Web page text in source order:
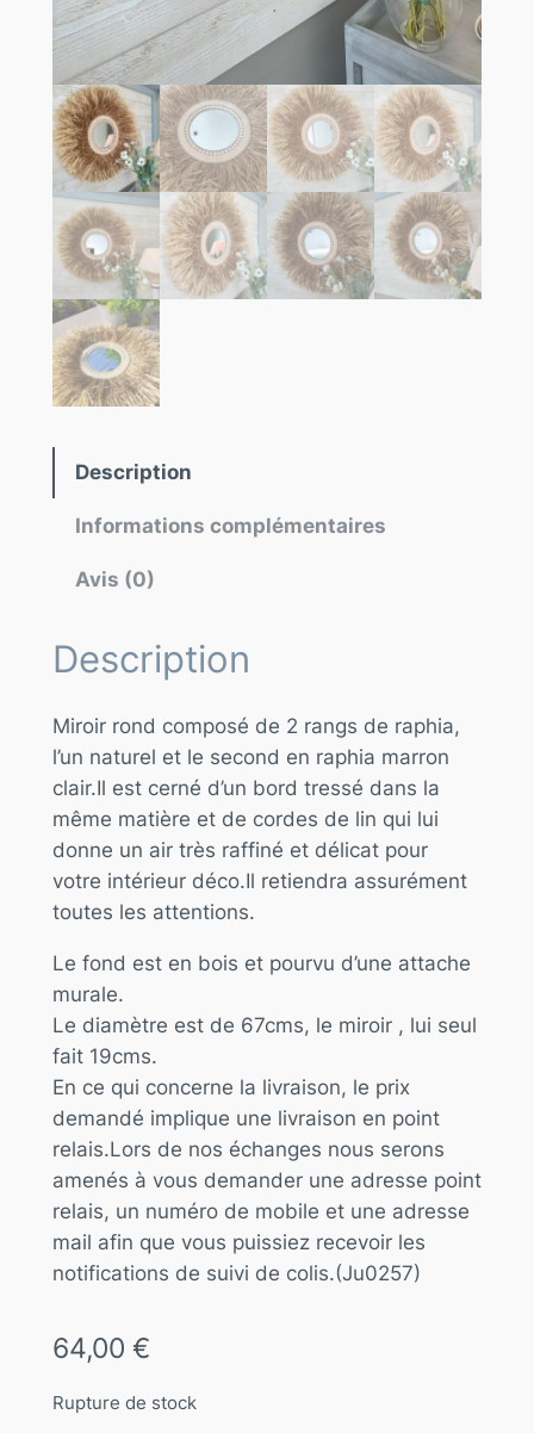
Description
Informations complémentaires
Avis (0)
Description
Miroir rond composé de 2 rangs de raphia,
l’un naturel et le second en raphia marron
clair.Il est cerné d’un bord tressé dans la
même matière et de cordes de lin qui lui
donne un air très raffiné et délicat pour
votre intérieur déco.Il retiendra assurément
toutes les attentions.
Le fond est en bois et pourvu d’une attache
murale.
Le diamètre est de 67cms, le miroir , lui seul
fait 19cms.
En ce qui concerne la livraison, le prix
demandé implique une livraison en point
relais.Lors de nos échanges nous serons
amenés à vous demander une adresse point
relais, un numéro de mobile et une adresse
mail afin que vous puissiez recevoir les
notifications de suivi de colis.(Ju0257)
64,00 €
Rupture de stock